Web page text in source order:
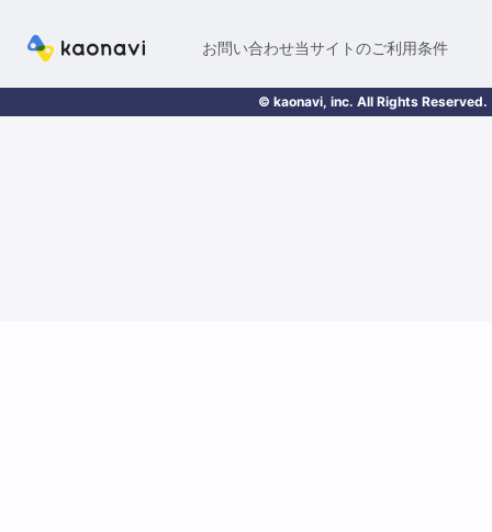
お問い合わせ当サイトのご利用条件
© kaonavi, inc. All Rights Reserved.